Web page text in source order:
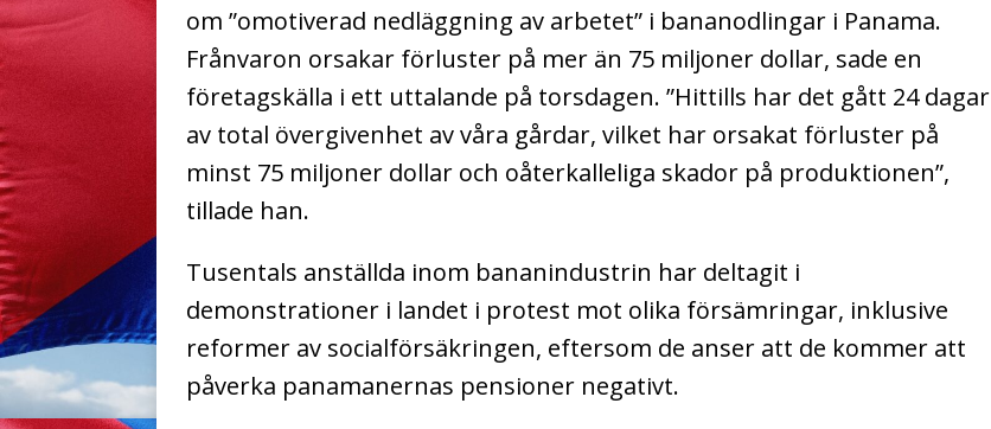
om ”omotiverad nedläggning av arbetet” i bananodlingar i Panama.
Frånvaron orsakar förluster på mer än 75 miljoner dollar, sade en
företagskälla i ett uttalande på torsdagen. ”Hittills har det gått 24 dagar
av total övergivenhet av våra gårdar, vilket har orsakat förluster på
minst 75 miljoner dollar och oåterkalleliga skador på produktionen”,
tillade han.
Tusentals anställda inom bananindustrin har deltagit i
demonstrationer i landet i protest mot olika försämringar, inklusive
reformer av socialförsäkringen, eftersom de anser att de kommer att
påverka panamanernas pensioner negativt.